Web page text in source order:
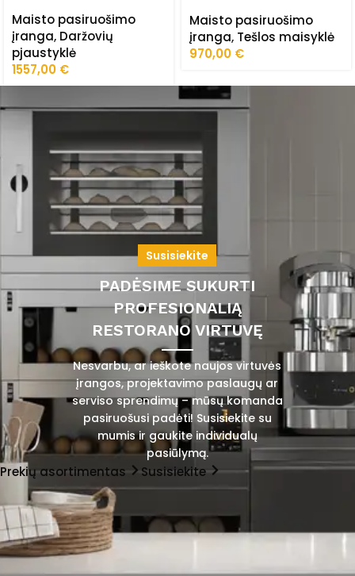
Maisto pasiruošimo
įranga, Daržovių
pjaustyklė
1557,00 €
Maisto pasiruošimo
įranga, Tešlos maisyklė
970,00 €
Susisiekite
PADĖSIME SUKURTI
PROFESIONALIĄ
RESTORANO VIRTUVĘ
Nesvarbu, ar ieškote naujos virtuvės
įrangos, projektavimo paslaugų ar
serviso sprendimų – mūsų komanda
pasiruošusi padėti! Susisiekite su
mumis ir gaukite individualų
pasiūlymą.
Prekių asortimentas Susisiekite